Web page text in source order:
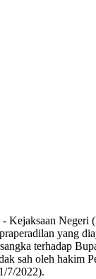
Kejaksaan Negeri
yang
terhadap
sah oleh hakim
7/2022).